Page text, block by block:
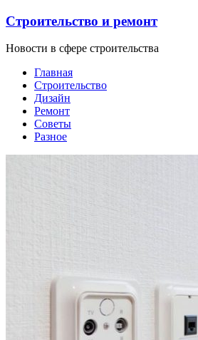
Строительство и ремонт
Новости в сфере строительства
Главная
Строительство
Дизайн
Ремонт
Советы
Разное